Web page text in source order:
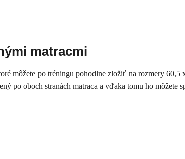
matracmi
môžete po tréningu pohodlne zložiť na rozmery
po oboch stranách matraca a vďaka tomu ho